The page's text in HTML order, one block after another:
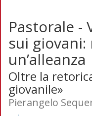
Pastorale -
sui
un’alleanza
Oltre la
giovanile»
Pierangelo